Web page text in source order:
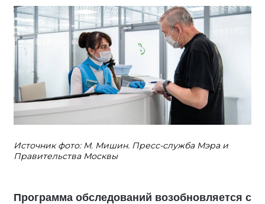
Источник фото: М. Мишин. Пресс-служба Мэра и
Правительства Москвы
Программа обследований возобновляется с